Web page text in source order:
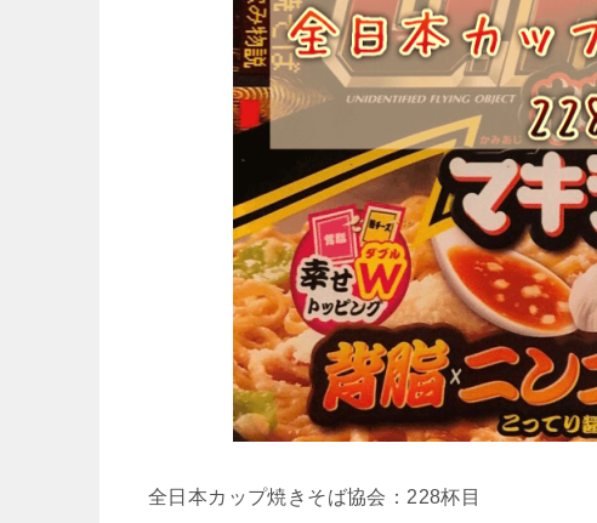
全日本カップ焼きそば協会：228杯目